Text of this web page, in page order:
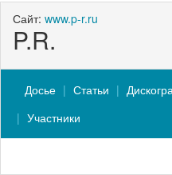
Сайт: www.p-r.ru
P.R.
Досье Статьи
Участники